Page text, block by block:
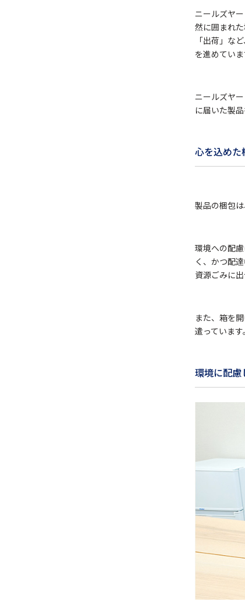
ニールズヤ
然に囲まれ
「出荷」な
を進めていま
ニールズヤ
に届いた製
心を込めた
製品の梱包
環境への配
く、かつ配
資源ごみに
また、箱を
遣っています。
環境に配慮